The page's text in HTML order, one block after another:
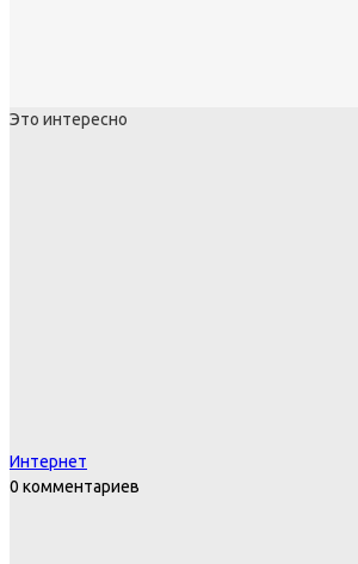
Это интересно
Интернет
0 комментариев